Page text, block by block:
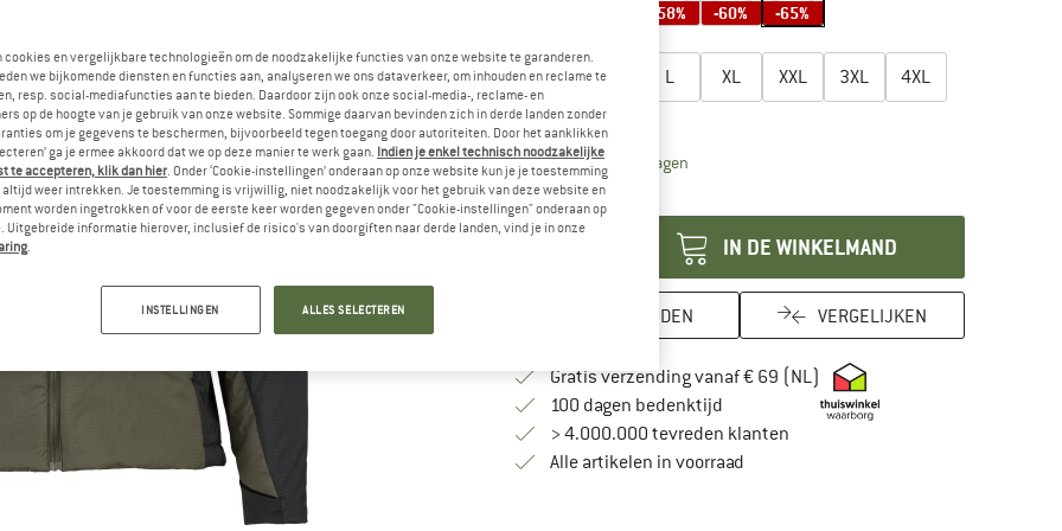
maat M
maat M
maat M
-58% -60% -65%
S M L XL XXL 3XL 4XL
Maattabel
Levertijd: 3-5 werkdagenDe link wordt geopend in een infovak en bevat
Aantal:
IN DE WINKELMAND
ONTHOUDEN VERGELIJKEN
Gratis verzending vanaf € 69 (NL) Vind hier de
100 dagen bedenktijdVind de betalingsinformatie hier! Opent in
> 4.000.000 tevreden klanten
Alle artikelen in voorraad
cookies en vergelijkbare technologieën om de noodzakelijke functies van onze website te garanderen.
we bijkomende diensten en functies aan, analyseren we ons dataverkeer, om inhouden en reclame te
resp. social-mediafuncties aan te bieden. Daardoor zijn ook onze social-media-, reclame- en
op de hoogte van je gebruik van onze website. Sommige daarvan bevinden zich in derde landen zonder
om je gegevens te beschermen, bijvoorbeeld tegen toegang door autoriteiten. Door het aanklikken
ga je ermee akkoord dat we op deze manier te werk gaan. Indien je enkel technisch noodzakelijke
te accepteren, klik dan hier. Onder ‘Cookie-instellingen’ onderaan op onze website kun je je toestemming
altijd weer intrekken. Je toestemming is vrijwillig, niet noodzakelijk voor het gebruik van deze website en
worden ingetrokken of voor de eerste keer worden gegeven onder "Cookie-instellingen" onderaan op
Uitgebreide informatie hierover, inclusief de risico's van doorgiften naar derde landen, vind je in onze
.
INSTELLINGEN ALLES SELECTEREN